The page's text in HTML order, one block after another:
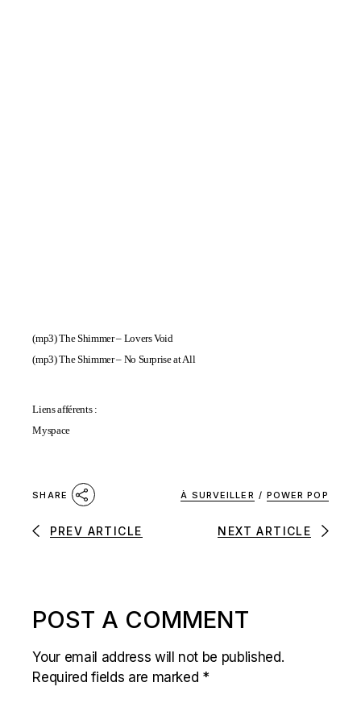
(mp3)The Shimmer – Lovers Void
(mp3)The Shimmer – No Surprise at All
Liens afférents :
Myspace
SHARE À SURVEILLER / POWER POP
PREV ARTICLE NEXT ARTICLE
POST A COMMENT
Your email address will not be published.
Required fields are marked *